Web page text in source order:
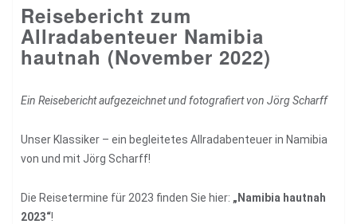
Reisebericht zum
Allradabenteuer Namibia
hautnah (November 2022)
Ein Reisebericht aufgezeichnet und fotografiert von Jörg Scharff
Unser Klassiker – ein begleitetes Allradabenteuer in Namibia
von und mit Jörg Scharff!
Die Reisetermine für 2023 finden Sie hier: „Namibia hautnah
2023“!